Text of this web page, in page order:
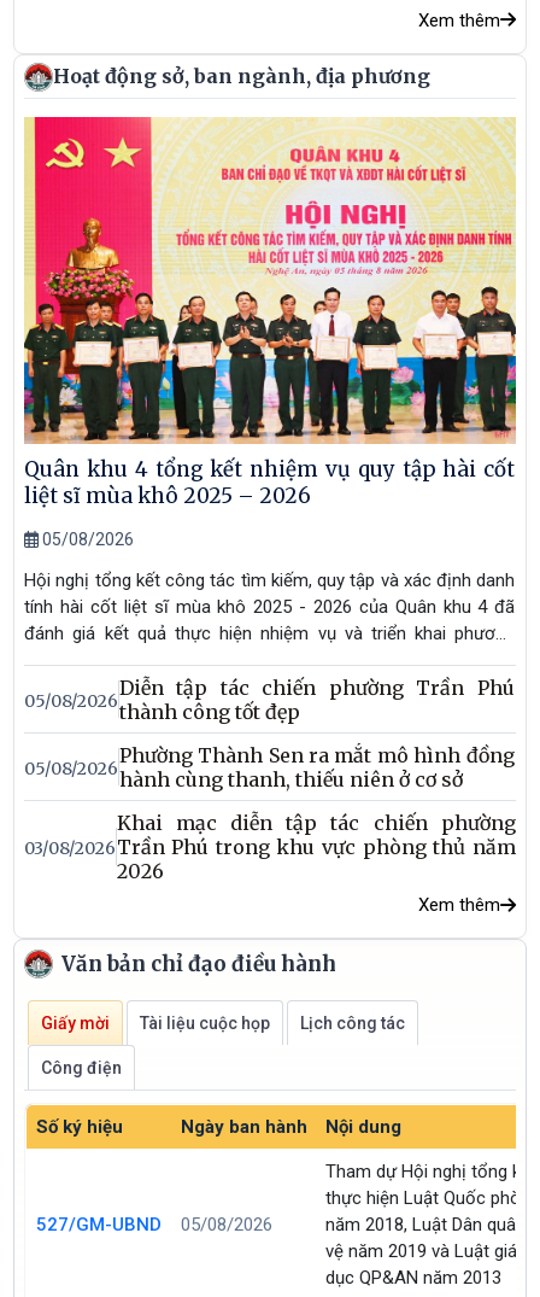
Xem thêm
Hoạt động sở, ban ngành, địa phương
Quân khu 4 tổng kết nhiệm vụ quy tập hài cốt
liệt sĩ mùa khô 2025 – 2026
05/08/2026
Hội nghị tổng kết công tác tìm kiếm, quy tập và xác định danh
tính hài cốt liệt sĩ mùa khô 2025 - 2026 của Quân khu 4 đã
đánh giá kết quả thực hiện nhiệm vụ và triển khai phương
hướng thời gian tới.
05/08/2026
Diễn tập tác chiến phường Trần Phú
thành công tốt đẹp
05/08/2026
Phường Thành Sen ra mắt mô hình đồng
hành cùng thanh, thiếu niên ở cơ sở
03/08/2026
Khai mạc diễn tập tác chiến phường
Trần Phú trong khu vực phòng thủ năm
2026
Xem thêm
Văn bản chỉ đạo điều hành
Giấy mời Tài liệu cuộc họp Lịch công tác
Công điện
Số ký hiệu Ngày ban hành Nội dung
527/GM-UBND 05/08/2026
Tham dự Hội nghị tổng kết
thực hiện Luật Quốc phòng
năm 2018, Luật Dân quân
vệ năm 2019 và Luật giáo
dục QP&AN năm 2013